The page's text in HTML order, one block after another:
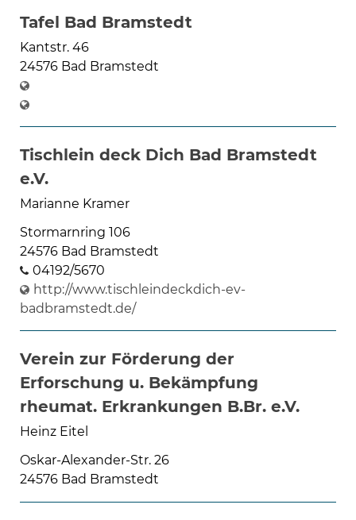
Tafel Bad Bramstedt
Kantstr. 46
24576 Bad Bramstedt
Tischlein deck Dich Bad Bramstedt
e.V.
Marianne Kramer
Stormarnring 106
24576 Bad Bramstedt
04192/5670
http://www.tischleindeckdich-ev-
badbramstedt.de/
Verein zur Förderung der
Erforschung u. Bekämpfung
rheumat. Erkrankungen B.Br. e.V.
Heinz Eitel
Oskar-Alexander-Str. 26
24576 Bad Bramstedt